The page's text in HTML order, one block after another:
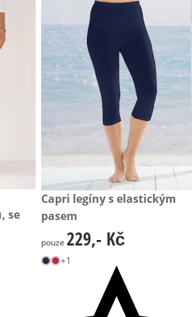
se
229,- Kč
Capri legíny s elastickým
pasem
229,- Kč
pouze 229,- Kč
+1